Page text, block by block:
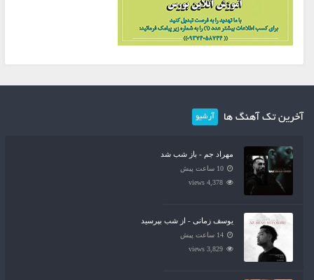
آخرین تک آهنگ ها آرشیو
مهراد جم - باز شب شد
10 ساعت پیش
4,378 views
یوسف زمانی - از شب بپرسید
14 ساعت پیش
3,829 views